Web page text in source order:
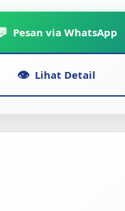
Pesan via WhatsApp
👁️ Lihat Detail